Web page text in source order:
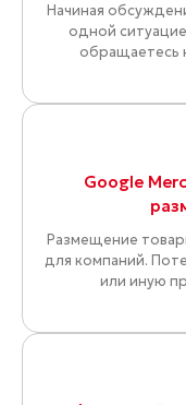
Начиная
одной
обращаетесь
Google
Размещение
для компаний.
или иную